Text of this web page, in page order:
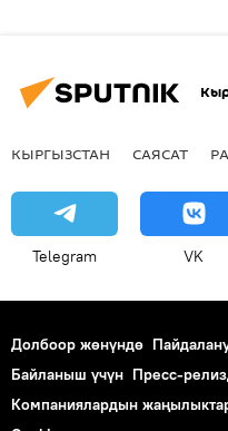
КЫРГЫЗСТАН САЯСАТ
Telegram VK
Долбоор жөнүндө
Байланыш үчүн Пресс-
Компаниялардын